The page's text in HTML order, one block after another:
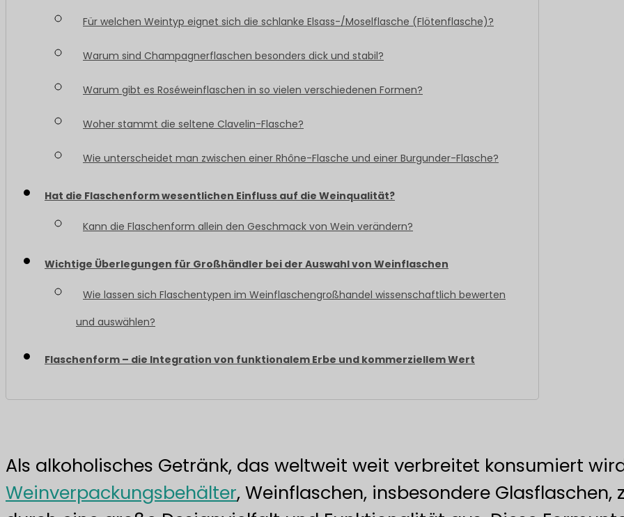
Für welchen Weintyp eignet sich die schlanke Elsass-/Moselflasche (Flötenflasche)?
Warum sind Champagnerflaschen besonders dick und stabil?
Warum gibt es Roséweinflaschen in so vielen verschiedenen Formen?
Woher stammt die seltene Clavelin-Flasche?
Wie unterscheidet man zwischen einer Rhône-Flasche und einer Burgunder-Flasche?
Hat die Flaschenform wesentlichen Einfluss auf die Weinqualität?
Kann die Flaschenform allein den Geschmack von Wein verändern?
Wichtige Überlegungen für Großhändler bei der Auswahl von Weinflaschen
Wie lassen sich Flaschentypen im Weinflaschengroßhandel wissenschaftlich bewerten
und auswählen?
Flaschenform – die Integration von funktionalem Erbe und kommerziellem Wert
Als alkoholisches Getränk, das weltweit weit verbreitet konsumiert
Weinverpackungsbehälter, Weinflaschen, insbesondere Glasflaschen,